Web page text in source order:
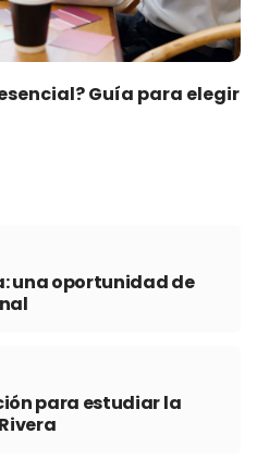
Guía para elegir
una oportunidad de
para estudiar la